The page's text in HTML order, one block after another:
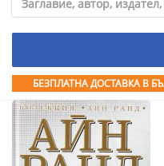
БЕЗПЛАТНА ДОСТАВКА В